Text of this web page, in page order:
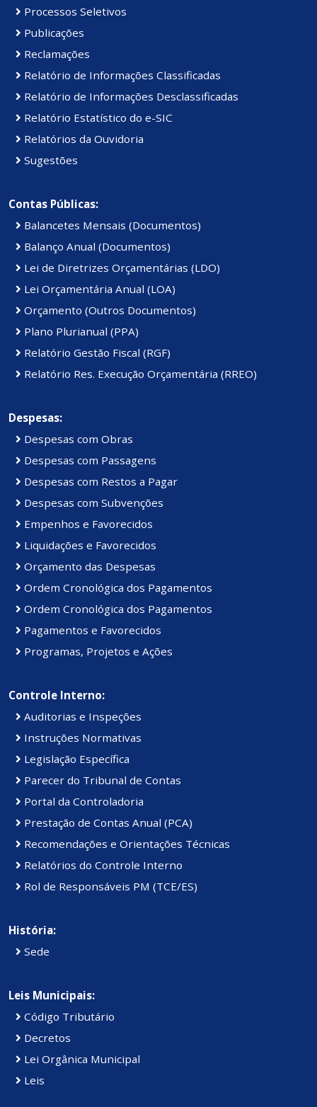
Processos Seletivos
Publicações
Reclamações
Relatório de Informações Classificadas
Relatório de Informações Desclassificadas
Relatório Estatístico do e-SIC
Relatórios da Ouvidoria
Sugestões
Contas Públicas:
Balancetes Mensais (Documentos)
Balanço Anual (Documentos)
Lei de Diretrizes Orçamentárias (LDO)
Lei Orçamentária Anual (LOA)
Orçamento (Outros Documentos)
Plano Plurianual (PPA)
Relatório Gestão Fiscal (RGF)
Relatório Res. Execução Orçamentária (RREO)
Despesas:
Despesas com Obras
Despesas com Passagens
Despesas com Restos a Pagar
Despesas com Subvenções
Empenhos e Favorecidos
Liquidações e Favorecidos
Orçamento das Despesas
Ordem Cronológica dos Pagamentos
Ordem Cronológica dos Pagamentos
Pagamentos e Favorecidos
Programas, Projetos e Ações
Controle Interno:
Auditorias e Inspeções
Instruções Normativas
Legislação Específica
Parecer do Tribunal de Contas
Portal da Controladoria
Prestação de Contas Anual (PCA)
Recomendações e Orientações Técnicas
Relatórios do Controle Interno
Rol de Responsáveis PM (TCE/ES)
História:
Sede
Leis Municipais:
Código Tributário
Decretos
Lei Orgânica Municipal
Leis